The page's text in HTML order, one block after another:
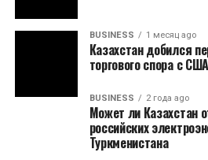
BUSINESS 1 месяц ago
Казахстан добился
торгового спора с США
BUSINESS 2 года ago
Может ли Казахстан
российских
Туркменистана